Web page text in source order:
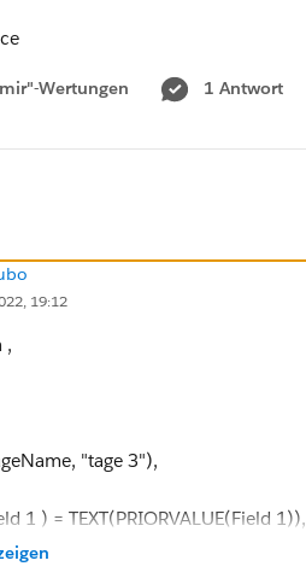
Wertungen 1 Antwort
19:12
,
"tage 3"),
1 ) = TEXT(PRIORVALUE(Field 1)),
2),